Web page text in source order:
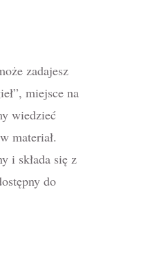
zadajesz
miejsce na
wiedzieć
materiał.
i składa się z
do